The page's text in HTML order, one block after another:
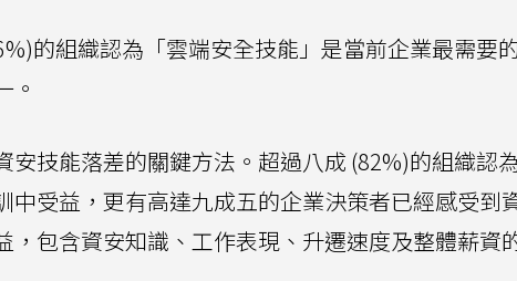
的組織認為「雲端安全技能」是當前企業最需要
。
安技能落差的關鍵方法。超過八成 (82%)的組織認
中受益，更有高達九成五的企業決策者已經感受到
，包含資安知識、工作表現、升遷速度及整體薪資